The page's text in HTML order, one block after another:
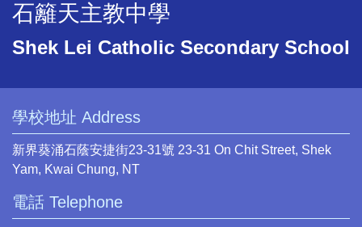
石籬天主教中學
Shek Lei Catholic Secondary School
學校地址 Address
新界葵涌石蔭安捷街23-31號 23-31 On Chit Street, Shek
Yam, Kwai Chung, NT
電話 Telephone